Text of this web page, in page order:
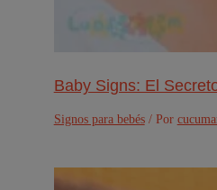
Baby Signs: El
Signos para bebés/ Por